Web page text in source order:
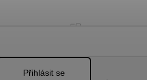
Přihlásit se